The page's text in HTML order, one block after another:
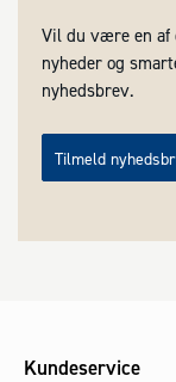
Vil du være en af
nyheder og
nyhedsbrev.
Tilmeld
Kundeservice